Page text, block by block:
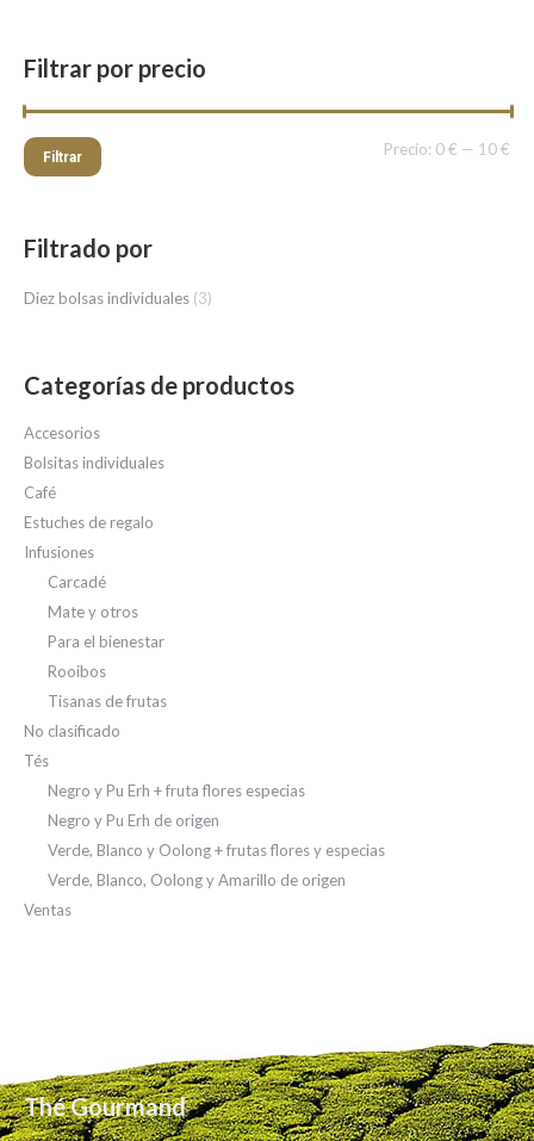
Filtrar por precio
Filtrar Precio: 0 € — 10 €
Filtrado por
Diez bolsas individuales (3)
Categorías de productos
Accesorios
Bolsitas individuales
Café
Estuches de regalo
Infusiones
Carcadé
Mate y otros
Para el bienestar
Rooibos
Tisanas de frutas
No clasificado
Tés
Negro y Pu Erh + fruta flores especias
Negro y Pu Erh de origen
Verde, Blanco y Oolong + frutas flores y especias
Verde, Blanco, Oolong y Amarillo de origen
Ventas
Thé Gourmand